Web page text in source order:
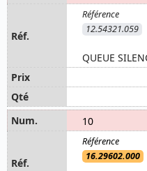
12.54321.059
QUEUE
10
16.29602.000